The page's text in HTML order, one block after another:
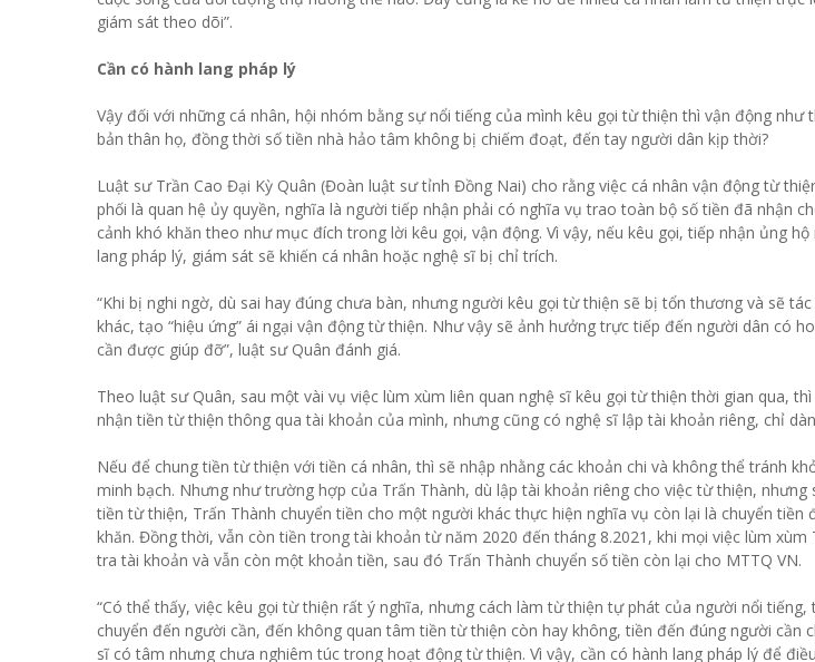
giám sát theo dõi”.
Cần có hành lang pháp lý
Vậy đối với những cá nhân, hội nhóm bằng sự nổi tiếng của mình kêu gọi từ thiện thì vận động như
bản thân họ, đồng thời số tiền nhà hảo tâm không bị chiếm đoạt, đến tay người dân kịp thời?
Luật sư Trần Cao Đại Kỳ Quân (Đoàn luật sư tỉnh Đồng Nai) cho rằng việc cá nhân vận động từ
phối là quan hệ ủy quyền, nghĩa là người tiếp nhận phải có nghĩa vụ trao toàn bộ số tiền đã nhận
cảnh khó khăn theo như mục đích trong lời kêu gọi, vận động. Vì vậy, nếu kêu gọi, tiếp nhận ủng
lang pháp lý, giám sát sẽ khiến cá nhân hoặc nghệ sĩ bị chỉ trích.
“Khi bị nghi ngờ, dù sai hay đúng chưa bàn, nhưng người kêu gọi từ thiện sẽ bị tổn thương và sẽ
khác, tạo “hiệu ứng” ái ngại vận động từ thiện. Như vậy sẽ ảnh hưởng trực tiếp đến người dân có
cần được giúp đỡ”, luật sư Quân đánh giá.
Theo luật sư Quân, sau một vài vụ việc lùm xùm liên quan nghệ sĩ kêu gọi từ thiện thời gian qua,
nhận tiền từ thiện thông qua tài khoản của mình, nhưng cũng có nghệ sĩ lập tài khoản riêng, chỉ
Nếu để chung tiền từ thiện với tiền cá nhân, thì sẽ nhập nhằng các khoản chi và không thể tránh
minh bạch. Nhưng như trường hợp của Trấn Thành, dù lập tài khoản riêng cho việc từ thiện, nhưng
tiền từ thiện, Trấn Thành chuyển tiền cho một người khác thực hiện nghĩa vụ còn lại là chuyển tiền
khăn. Đồng thời, vẫn còn tiền trong tài khoản từ năm 2020 đến tháng 8.2021, khi mọi việc lùm xùm
tra tài khoản và vẫn còn một khoản tiền, sau đó Trấn Thành chuyển số tiền còn lại cho MTTQ VN.
“Có thể thấy, việc kêu gọi từ thiện rất ý nghĩa, nhưng cách làm từ thiện tự phát của người nổi tiếng,
chuyển đến người cần, đến không quan tâm tiền từ thiện còn hay không, tiền đến đúng người cần
sĩ có tâm nhưng chưa nghiêm túc trong hoạt động từ thiện. Vì vậy, cần có hành lang pháp lý để